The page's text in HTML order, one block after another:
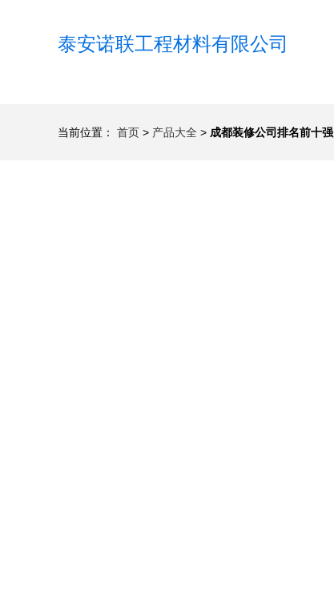
泰安诺联工程材料有限公司
当前位置： 首页 > 产品大全 > 成都装修公司排名前十强